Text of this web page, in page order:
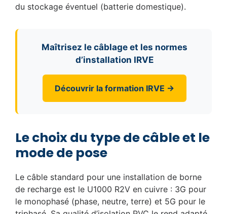
du stockage éventuel (batterie domestique).
Maîtrisez le câblage et les normes
d’installation IRVE
Découvrir la formation IRVE →
Le choix du type de câble et le
mode de pose
Le câble standard pour une installation de borne
de recharge est le U1000 R2V en cuivre : 3G pour
le monophasé (phase, neutre, terre) et 5G pour le